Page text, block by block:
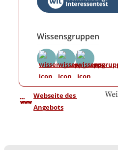
Wissensgruppen
Webseite des
Angebots